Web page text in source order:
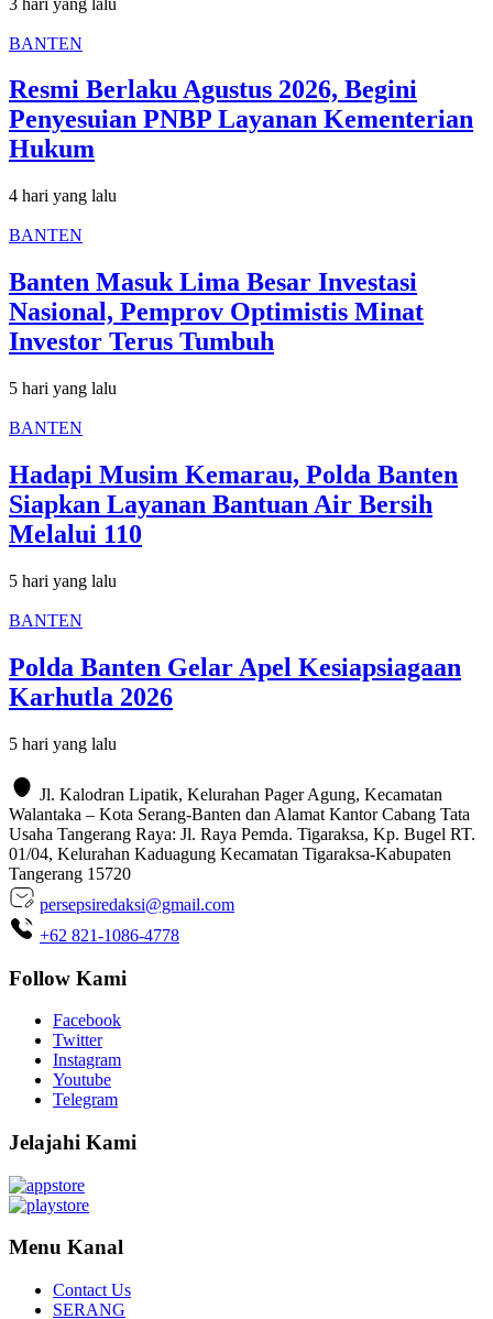
BANTEN
Resmi Berlaku Agustus 2026, Begini
Penyesuian PNBP Layanan Kementerian
Hukum
4 hari yang lalu
BANTEN
Banten Masuk Lima Besar Investasi
Nasional, Pemprov Optimistis Minat
Investor Terus Tumbuh
5 hari yang lalu
BANTEN
Hadapi Musim Kemarau, Polda Banten
Siapkan Layanan Bantuan Air Bersih
Melalui 110
5 hari yang lalu
BANTEN
Polda Banten Gelar Apel Kesiapsiagaan
Karhutla 2026
5 hari yang lalu
Jl. Kalodran Lipatik, Kelurahan Pager Agung, Kecamatan
Walantaka – Kota Serang-Banten dan Alamat Kantor Cabang Tata
Usaha Tangerang Raya: Jl. Raya Pemda. Tigaraksa, Kp. Bugel RT.
01/04, Kelurahan Kaduagung Kecamatan Tigaraksa-Kabupaten
Tangerang 15720
persepsiredaksi@gmail.com
+62 821-1086-4778
Follow Kami
Facebook
Twitter
Instagram
Youtube
Telegram
Jelajahi Kami
Menu Kanal
Contact Us
SERANG